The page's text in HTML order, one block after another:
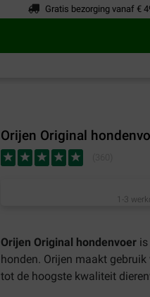
Gratis bezorging vanaf €
Orijen Original
1-3
Orijen Original hondenvoer
honden. Orijen maakt
tot de hoogste kwaliteit